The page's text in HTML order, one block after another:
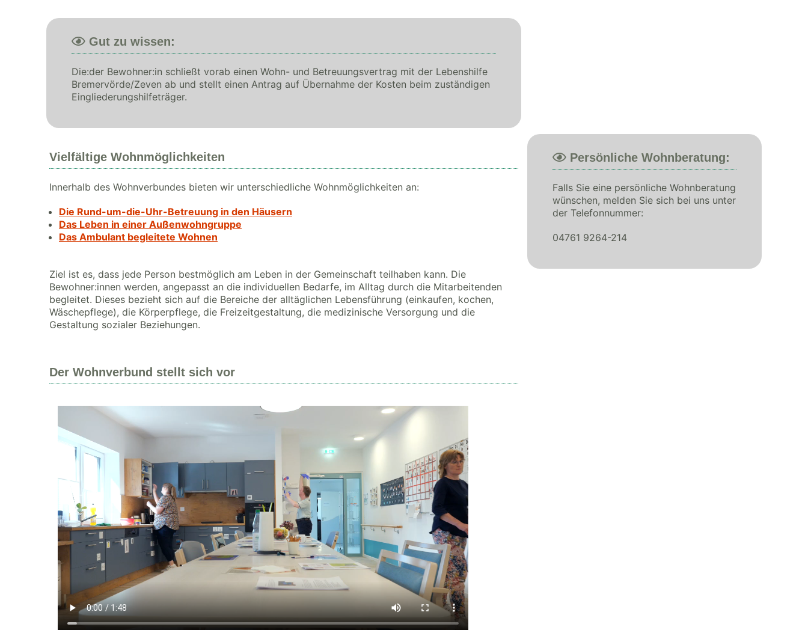
Gut zu wissen:
Die:der Bewohner:in schließt vorab einen Wohn- und Betreuungsvertrag mit der Lebenshilfe
Bremervörde/Zeven ab und stellt einen Antrag auf Übernahme der Kosten beim zuständigen
Eingliederungshilfeträger.
Vielfältige Wohnmöglichkeiten
Innerhalb des Wohnverbundes bieten wir unterschiedliche Wohnmöglichkeiten an:
Die Rund-um-die-Uhr-Betreuung in den Häusern
Das Leben in einer Außenwohngruppe
Das Ambulant begleitete Wohnen
Ziel ist es, dass jede Person bestmöglich am Leben in der Gemeinschaft teilhaben kann. Die
Bewohner:innen werden, angepasst an die individuellen Bedarfe, im Alltag durch die Mitarbeitenden
begleitet. Dieses bezieht sich auf die Bereiche der alltäglichen Lebensführung (einkaufen, kochen,
Wäschepflege), die Körperpflege, die Freizeitgestaltung, die medizinische Versorgung und die
Gestaltung sozialer Beziehungen.
Persönliche Wohnberatung:
Falls Sie eine persönliche Wohnberatung
wünschen, melden Sie sich bei uns unter
der Telefonnummer:
04761 9264-214
Der Wohnverbund stellt sich vor